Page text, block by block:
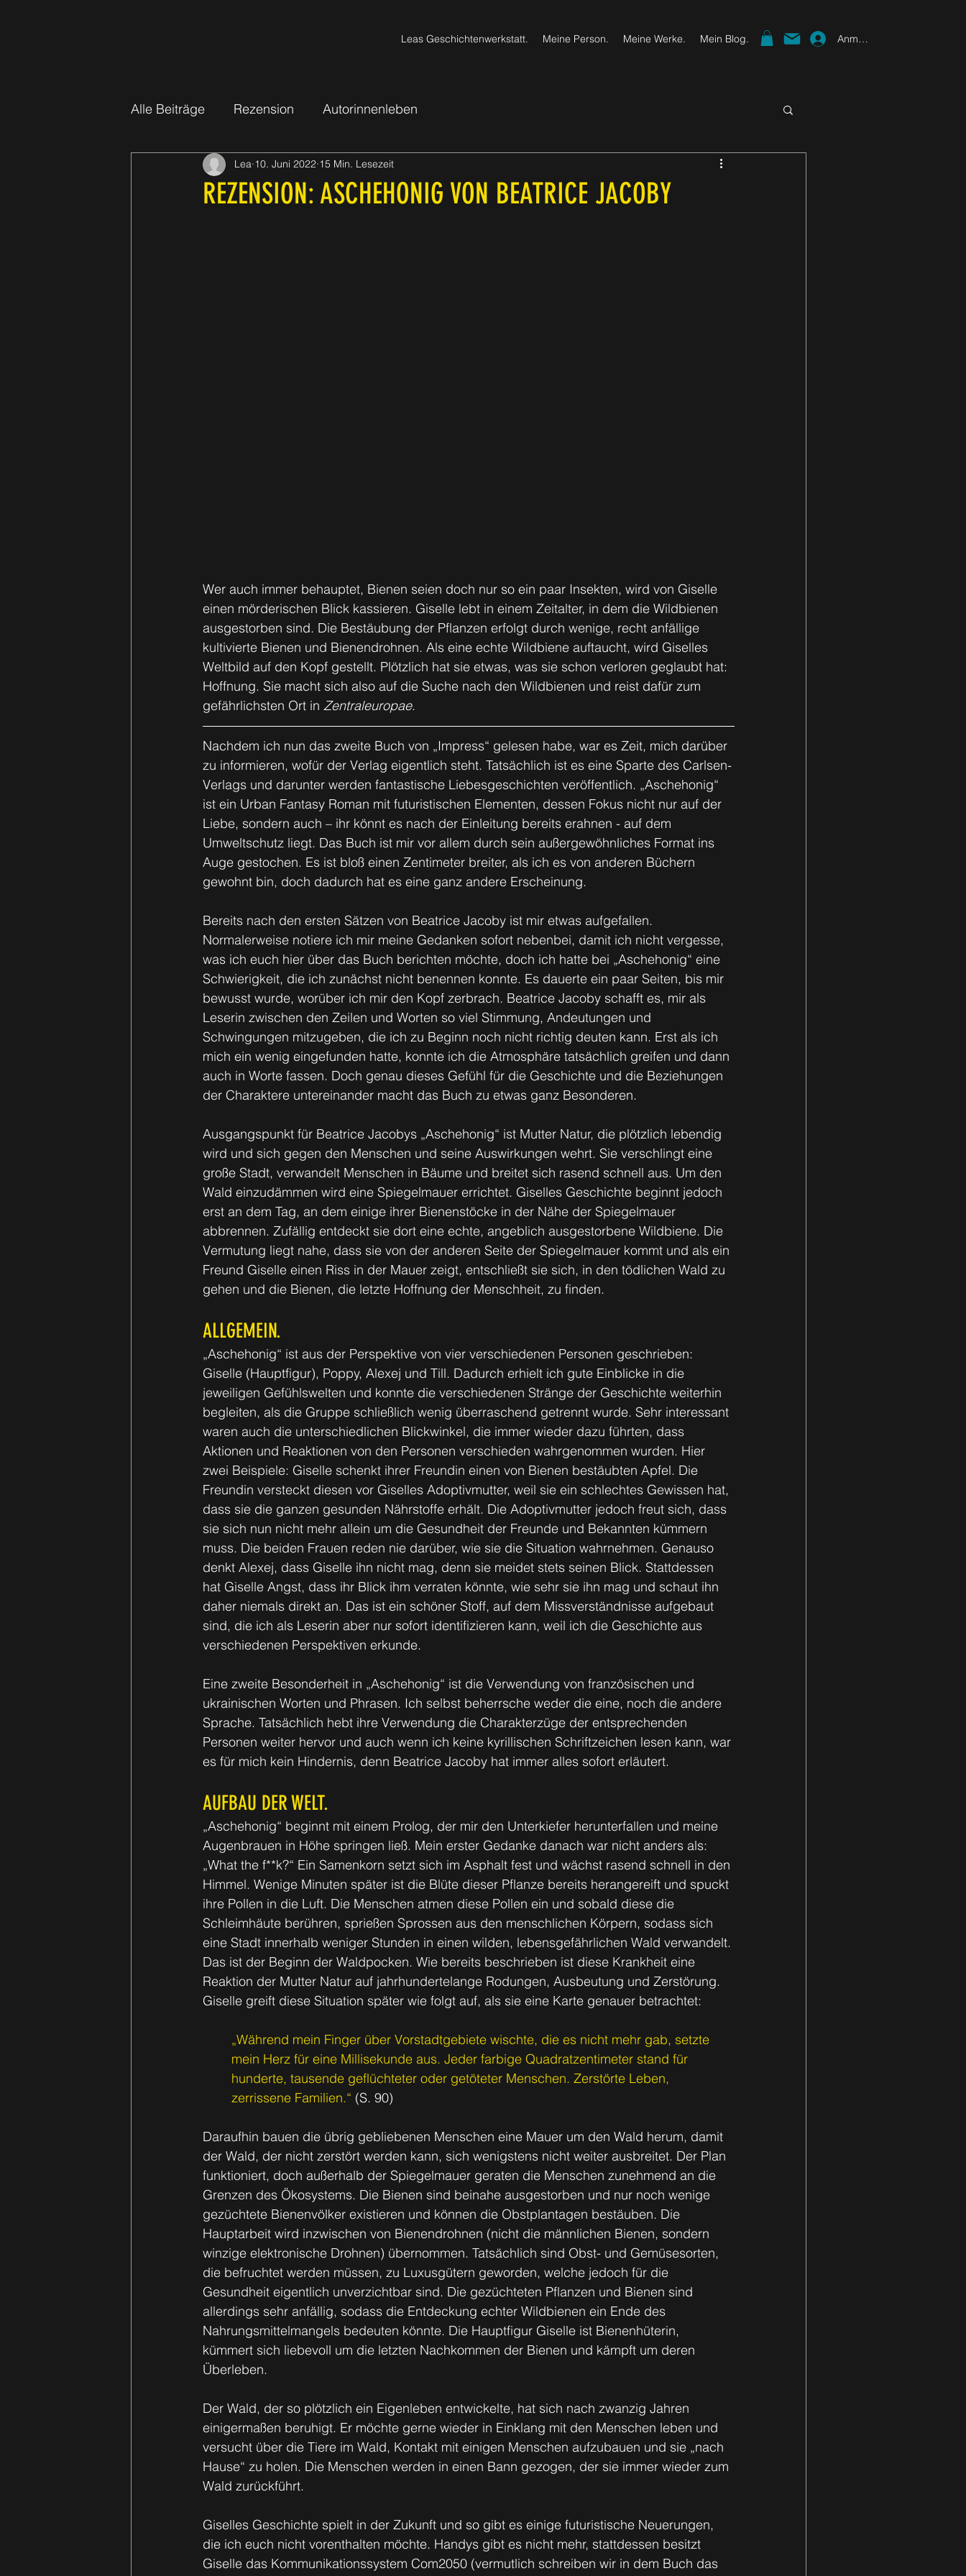
Leas Geschichtenwerkstatt. Meine Person. Meine Werke. Mein Blog. Anmelden
Alle Beiträge Rezension Autorinnenleben
REZENSION: ASCHEHONIG VON BEATRICE JACOBY
Lea 10. Juni 2022 15 Min. Lesezeit
Wer auch immer behauptet, Bienen seien doch nur so ein paar Insekten, wird von Giselle
einen mörderischen Blick kassieren. Giselle lebt in einem Zeitalter, in dem die Wildbienen
ausgestorben sind. Die Bestäubung der Pflanzen erfolgt durch wenige, recht anfällige
kultivierte Bienen und Bienendrohnen. Als eine echte Wildbiene auftaucht, wird Giselles
Weltbild auf den Kopf gestellt. Plötzlich hat sie etwas, was sie schon verloren geglaubt hat:
Hoffnung. Sie macht sich also auf die Suche nach den Wildbienen und reist dafür zum
gefährlichsten Ort in Zentraleuropae.
Nachdem ich nun das zweite Buch von „Impress“ gelesen habe, war es Zeit, mich darüber
zu informieren, wofür der Verlag eigentlich steht. Tatsächlich ist es eine Sparte des Carlsen-
Verlags und darunter werden fantastische Liebesgeschichten veröffentlich. „Aschehonig“
ist ein Urban Fantasy Roman mit futuristischen Elementen, dessen Fokus nicht nur auf der
Liebe, sondern auch – ihr könnt es nach der Einleitung bereits erahnen - auf dem
Umweltschutz liegt. Das Buch ist mir vor allem durch sein außergewöhnliches Format ins
Auge gestochen. Es ist bloß einen Zentimeter breiter, als ich es von anderen Büchern
gewohnt bin, doch dadurch hat es eine ganz andere Erscheinung.
Bereits nach den ersten Sätzen von Beatrice Jacoby ist mir etwas aufgefallen.
Normalerweise notiere ich mir meine Gedanken sofort nebenbei, damit ich nicht vergesse,
was ich euch hier über das Buch berichten möchte, doch ich hatte bei „Aschehonig“ eine
Schwierigkeit, die ich zunächst nicht benennen konnte. Es dauerte ein paar Seiten, bis mir
bewusst wurde, worüber ich mir den Kopf zerbrach. Beatrice Jacoby schafft es, mir als
Leserin zwischen den Zeilen und Worten so viel Stimmung, Andeutungen und
Schwingungen mitzugeben, die ich zu Beginn noch nicht richtig deuten kann. Erst als ich
mich ein wenig eingefunden hatte, konnte ich die Atmosphäre tatsächlich greifen und dann
auch in Worte fassen. Doch genau dieses Gefühl für die Geschichte und die Beziehungen
der Charaktere untereinander macht das Buch zu etwas ganz Besonderen.
Ausgangspunkt für Beatrice Jacobys „Aschehonig“ ist Mutter Natur, die plötzlich lebendig
wird und sich gegen den Menschen und seine Auswirkungen wehrt. Sie verschlingt eine
große Stadt, verwandelt Menschen in Bäume und breitet sich rasend schnell aus. Um den
Wald einzudämmen wird eine Spiegelmauer errichtet. Giselles Geschichte beginnt jedoch
erst an dem Tag, an dem einige ihrer Bienenstöcke in der Nähe der Spiegelmauer
abbrennen. Zufällig entdeckt sie dort eine echte, angeblich ausgestorbene Wildbiene. Die
Vermutung liegt nahe, dass sie von der anderen Seite der Spiegelmauer kommt und als ein
Freund Giselle einen Riss in der Mauer zeigt, entschließt sie sich, in den tödlichen Wald zu
gehen und die Bienen, die letzte Hoffnung der Menschheit, zu finden.
ALLGEMEIN.
„Aschehonig“ ist aus der Perspektive von vier verschiedenen Personen geschrieben:
Giselle (Hauptfigur), Poppy, Alexej und Till. Dadurch erhielt ich gute Einblicke in die
jeweiligen Gefühlswelten und konnte die verschiedenen Stränge der Geschichte weiterhin
begleiten, als die Gruppe schließlich wenig überraschend getrennt wurde. Sehr interessant
waren auch die unterschiedlichen Blickwinkel, die immer wieder dazu führten, dass
Aktionen und Reaktionen von den Personen verschieden wahrgenommen wurden. Hier
zwei Beispiele: Giselle schenkt ihrer Freundin einen von Bienen bestäubten Apfel. Die
Freundin versteckt diesen vor Giselles Adoptivmutter, weil sie ein schlechtes Gewissen hat,
dass sie die ganzen gesunden Nährstoffe erhält. Die Adoptivmutter jedoch freut sich, dass
sie sich nun nicht mehr allein um die Gesundheit der Freunde und Bekannten kümmern
muss. Die beiden Frauen reden nie darüber, wie sie die Situation wahrnehmen. Genauso
denkt Alexej, dass Giselle ihn nicht mag, denn sie meidet stets seinen Blick. Stattdessen
hat Giselle Angst, dass ihr Blick ihm verraten könnte, wie sehr sie ihn mag und schaut ihn
daher niemals direkt an. Das ist ein schöner Stoff, auf dem Missverständnisse aufgebaut
sind, die ich als Leserin aber nur sofort identifizieren kann, weil ich die Geschichte aus
verschiedenen Perspektiven erkunde.
Eine zweite Besonderheit in „Aschehonig“ ist die Verwendung von französischen und
ukrainischen Worten und Phrasen. Ich selbst beherrsche weder die eine, noch die andere
Sprache. Tatsächlich hebt ihre Verwendung die Charakterzüge der entsprechenden
Personen weiter hervor und auch wenn ich keine kyrillischen Schriftzeichen lesen kann, war
es für mich kein Hindernis, denn Beatrice Jacoby hat immer alles sofort erläutert.
AUFBAU DER WELT.
„Aschehonig“ beginnt mit einem Prolog, der mir den Unterkiefer herunterfallen und meine
Augenbrauen in Höhe springen ließ. Mein erster Gedanke danach war nicht anders als:
„What the f**k?“ Ein Samenkorn setzt sich im Asphalt fest und wächst rasend schnell in den
Himmel. Wenige Minuten später ist die Blüte dieser Pflanze bereits herangereift und spuckt
ihre Pollen in die Luft. Die Menschen atmen diese Pollen ein und sobald diese die
Schleimhäute berühren, sprießen Sprossen aus den menschlichen Körpern, sodass sich
eine Stadt innerhalb weniger Stunden in einen wilden, lebensgefährlichen Wald verwandelt.
Das ist der Beginn der Waldpocken. Wie bereits beschrieben ist diese Krankheit eine
Reaktion der Mutter Natur auf jahrhundertelange Rodungen, Ausbeutung und Zerstörung.
Giselle greift diese Situation später wie folgt auf, als sie eine Karte genauer betrachtet:
„Während mein Finger über Vorstadtgebiete wischte, die es nicht mehr gab, setzte
mein Herz für eine Millisekunde aus. Jeder farbige Quadratzentimeter stand für
hunderte, tausende geflüchteter oder getöteter Menschen. Zerstörte Leben,
zerrissene Familien.“ (S. 90)
Daraufhin bauen die übrig gebliebenen Menschen eine Mauer um den Wald herum, damit
der Wald, der nicht zerstört werden kann, sich wenigstens nicht weiter ausbreitet. Der Plan
funktioniert, doch außerhalb der Spiegelmauer geraten die Menschen zunehmend an die
Grenzen des Ökosystems. Die Bienen sind beinahe ausgestorben und nur noch wenige
gezüchtete Bienenvölker existieren und können die Obstplantagen bestäuben. Die
Hauptarbeit wird inzwischen von Bienendrohnen (nicht die männlichen Bienen, sondern
winzige elektronische Drohnen) übernommen. Tatsächlich sind Obst- und Gemüsesorten,
die befruchtet werden müssen, zu Luxusgütern geworden, welche jedoch für die
Gesundheit eigentlich unverzichtbar sind. Die gezüchteten Pflanzen und Bienen sind
allerdings sehr anfällig, sodass die Entdeckung echter Wildbienen ein Ende des
Nahrungsmittelmangels bedeuten könnte. Die Hauptfigur Giselle ist Bienenhüterin,
kümmert sich liebevoll um die letzten Nachkommen der Bienen und kämpft um deren
Überleben.
Der Wald, der so plötzlich ein Eigenleben entwickelte, hat sich nach zwanzig Jahren
einigermaßen beruhigt. Er möchte gerne wieder in Einklang mit den Menschen leben und
versucht über die Tiere im Wald, Kontakt mit einigen Menschen aufzubauen und sie „nach
Hause“ zu holen. Die Menschen werden in einen Bann gezogen, der sie immer wieder zum
Wald zurückführt.
Giselles Geschichte spielt in der Zukunft und so gibt es einige futuristische Neuerungen,
die ich euch nicht vorenthalten möchte. Handys gibt es nicht mehr, stattdessen besitzt
Giselle das Kommunikationssystem Com2050 (vermutlich schreiben wir in dem Buch das